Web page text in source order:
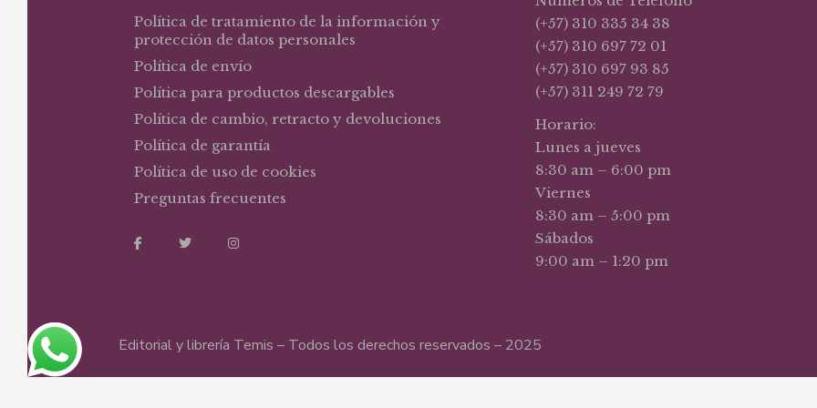
Política de tratamiento de la información y
protección de datos personales
Política de envío
Política para productos descargables
Política de cambio, retracto y devoluciones
Política de garantía
Política de uso de cookies
Preguntas frecuentes
(+57) 310 335 34 38
(+57) 310 697 72 01
(+57) 310 697 93 85
(+57) 311 249 72 79
Horario:
Lunes a jueves
8:30 am – 6:00 pm
Viernes
8:30 am – 5:00 pm
Sábados
9:00 am – 1:20 pm
Editorial y librería Temis – Todos los derechos reservados – 2025